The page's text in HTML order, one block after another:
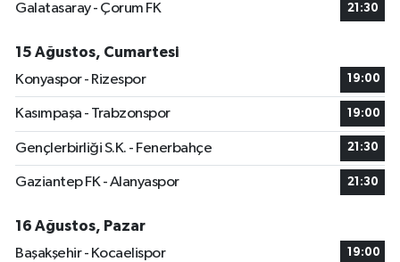
Galatasaray - Çorum FK
21:30
15 Ağustos, Cumartesi
Konyaspor - Rizespor
19:00
Kasımpaşa - Trabzonspor 19:00
Gençlerbirliği S.K. - Fenerbahçe 21:30
Gaziantep FK - Alanyaspor 21:30
16 Ağustos, Pazar
Başakşehir - Kocaelispor
19:00